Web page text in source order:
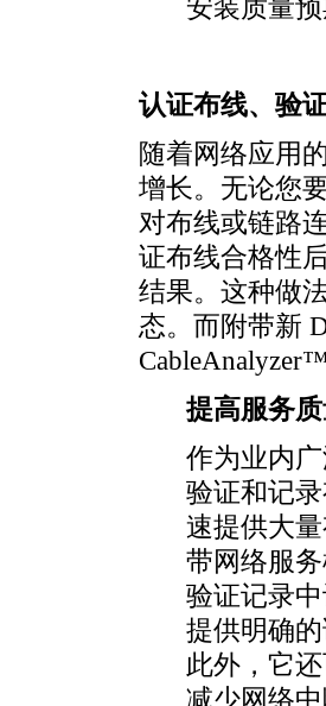
安装质量预
认证布线、验
随着网络应用
增长。无论您
对布线或链路
证布线合格性
结果。这种做
态。而附带新
提高服务
作为业内
验证和记
速提供大
带网络服
验证记录
提供明确
此外，它
减少网络中